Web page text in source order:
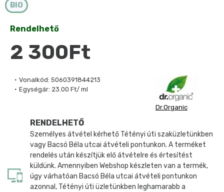
BIO
Vonalkód: 5060391844213
Egységár: 23.00 Ft/ ml
Dr.Organic
Rendelhető
2 300Ft
RENDELHETŐ
Személyes átvétel kérhető Tétényi úti szaküzletünkben
vagy Bacsó Béla utcai átvételi pontunkon. A terméket
rendelés után készítjük elő átvételre és értesítést
küldünk. Amennyiben Webshop készleten van a termék,
úgy várhatóan Bacsó Béla utcai átvételi pontunkon
azonnal, Tétényi úti üzletünkben leghamarabb a